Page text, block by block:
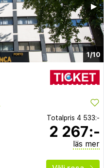
1/10
▶︎
Totalpris 4 533:-
2 267:-
läs mer